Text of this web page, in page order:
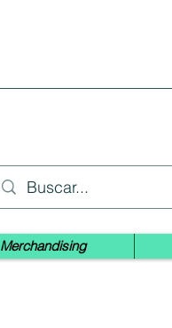
Merchandising